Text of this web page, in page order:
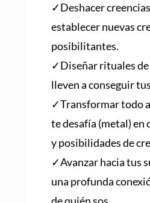
✓Deshacer
establecer nuevas
posibilitantes.
✓Diseñar rituales
lleven a conseguir
✓Transformar todo
te desafía (metal) en
y posibilidades de
✓Avanzar hacia tus
una profunda